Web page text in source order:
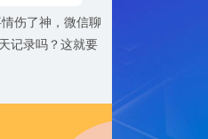
伤了神，微信聊
记录吗？这就要